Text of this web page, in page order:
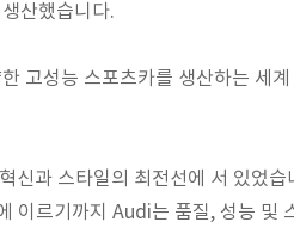
산했습니다.
고성능 스포츠카를 생산하는 세계
신과 스타일의 최전선에 서 있었습
이르기까지 Audi는 품질, 성능 및